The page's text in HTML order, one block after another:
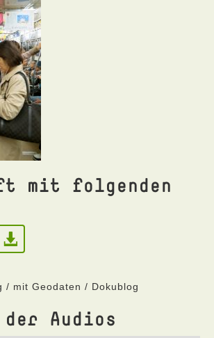
mit folgenden
/ mit Geodaten / Dokublog
der Audios